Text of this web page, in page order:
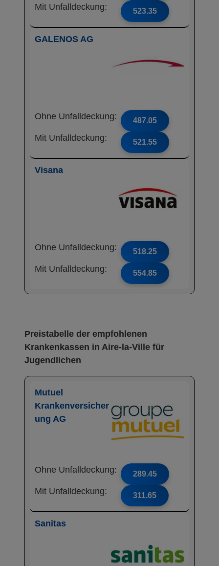
Mit Unfalldeckung: 523.35
GALENOS AG
Ohne Unfalldeckung: 487.05
Mit Unfalldeckung: 521.55
Visana
Ohne Unfalldeckung: 518.25
Mit Unfalldeckung: 554.85
Preistabelle der empfohlenen
Krankenkassen in Aire-la-Ville für
Jugendlichen
Mutuel
Krankenversicher
ung AG
Ohne Unfalldeckung: 289.45
Mit Unfalldeckung: 311.65
Sanitas